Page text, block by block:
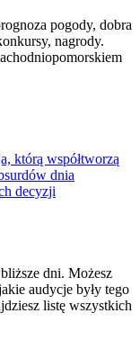
pogody, dobra
nagrody.
którą współtworzą
dnia
decyzji
dni. Możesz
audycje były tego
listę wszystkich